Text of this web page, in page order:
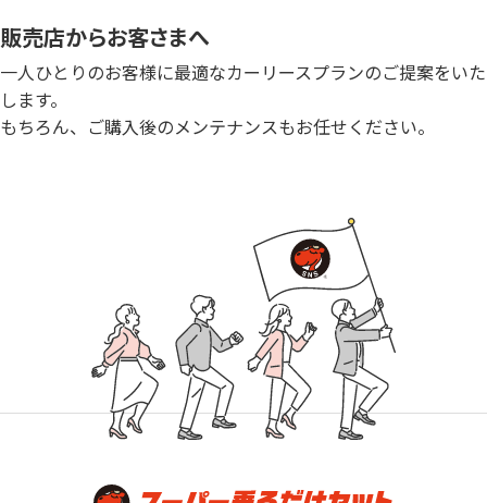
販売店からお客さまへ
一人ひとりのお客様に最適なカーリースプランのご提案をいた
します。
もちろん、ご購入後のメンテナンスもお任せください。